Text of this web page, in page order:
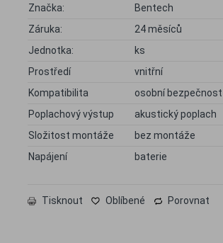
Značka:
Bentech
Záruka:
24 měsíců
Jednotka:
ks
Prostředí
vnitřní
Kompatibilita
osobní bezpečnost
Poplachový výstup
akustický poplach
Složitost montáže
bez montáže
Napájení
baterie
Tisknout Oblíbené Porovnat